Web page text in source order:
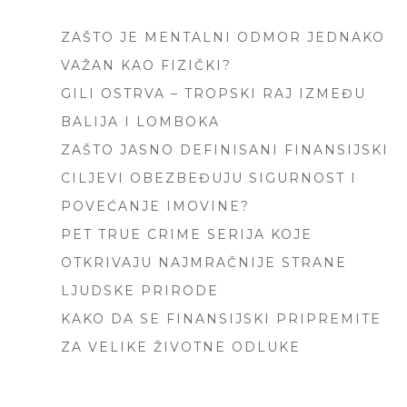
ZAŠTO JE MENTALNI ODMOR JEDNAKO
VAŽAN KAO FIZIČKI?
GILI OSTRVA – TROPSKI RAJ IZMEĐU
BALIJA I LOMBOKA
ZAŠTO JASNO DEFINISANI FINANSIJSKI
CILJEVI OBEZBEĐUJU SIGURNOST I
POVEĆANJE IMOVINE?
PET TRUE CRIME SERIJA KOJE
OTKRIVAJU NAJMRAČNIJE STRANE
LJUDSKE PRIRODE
KAKO DA SE FINANSIJSKI PRIPREMITE
ZA VELIKE ŽIVOTNE ODLUKE